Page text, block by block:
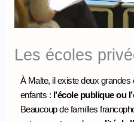
Les écoles
À Malte, il existe deux
enfants : l’école publique ou
Beaucoup de familles